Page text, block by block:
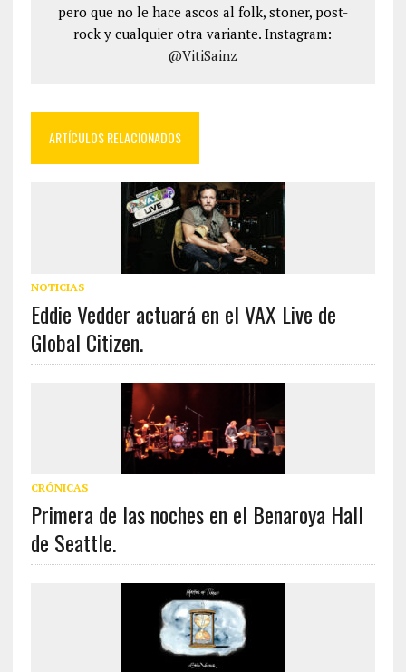
pero que no le hace ascos al folk, stoner, post-
rock y cualquier otra variante. Instagram:
@VitiSainz
ARTÍCULOS RELACIONADOS
NOTICIAS
Eddie Vedder actuará en el VAX Live de
Global Citizen.
CRÓNICAS
Primera de las noches en el Benaroya Hall
de Seattle.